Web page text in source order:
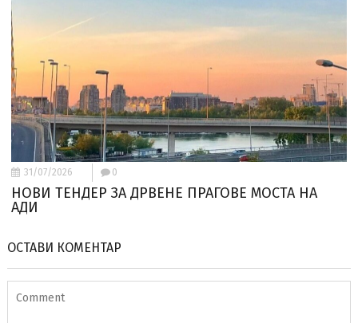
31/07/2026 0
НОВИ ТЕНДЕР ЗА ДРВЕНЕ ПРАГОВЕ МОСТА НА
АДИ
ОСТАВИ КОМЕНТАР